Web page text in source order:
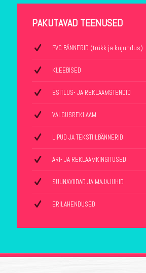
PAKUTAVAD TEENUSED
PVC BÄNNERID (trükk ja kujundus)
KLEEBISED
ESITLUS- JA REKLAAMSTENDID
VALGUSREKLAAM
LIPUD JA TEKSTIILBÄNNERID
ÄRI- JA REKLAAMKINGITUSED
SUUNAVIIDAD JA MAJAJUHID
ERILAHENDUSED